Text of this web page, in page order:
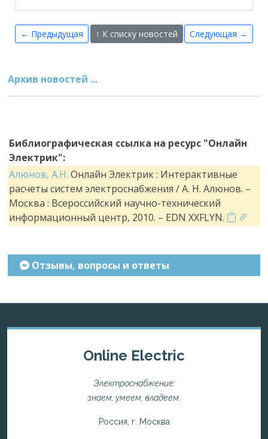
← Предыдущая ↑ К списку новостей Следующая →
Архив новостей ...
Библиографическая ссылка на ресурс "Онлайн
Электрик":
Алюнов, А.Н. Онлайн Электрик : Интерактивные
расчеты систем электроснабжения / А. Н. Алюнов. –
Москва : Всероссийский научно-технический
информационный центр, 2010. – EDN XXFLYN.
Отзывы, вопросы и ответы
Online Electric
Электроснабжение:
знаем, умеем, владеем.
Россия, г. Москва